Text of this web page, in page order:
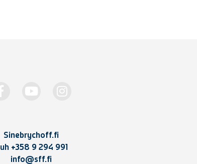
Sinebrychoff.fi
+358 9 294 991
info@sff.fi